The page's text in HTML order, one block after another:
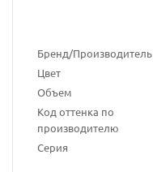
Бренд/Производитель
Цвет
Объем
Код оттенка по
производителю
Серия